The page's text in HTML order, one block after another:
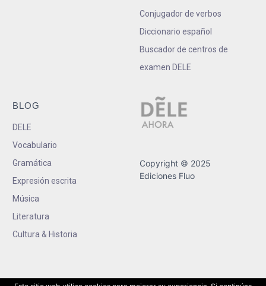
Conjugador de verbos
Diccionario español
Buscador de centros de
examen DELE
BLOG
DELE
Vocabulario
Gramática
Expresión escrita
Música
Literatura
Cultura & Historia
Copyright © 2025
Ediciones Fluo